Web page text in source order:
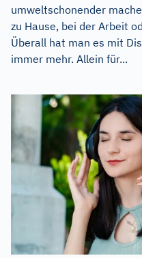
umweltschonender
zu Hause, bei der Arbeit
Überall hat man es mit
immer mehr. Allein für...